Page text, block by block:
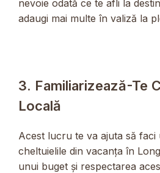
nevoie odată ce te afli la
adaugi mai multe în valiză la
3. Familiarizează-Te
Locală
Acest lucru te va ajuta să
cheltuielile din vacanța în
unui buget și respectarea